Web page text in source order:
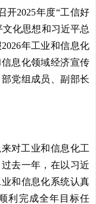
开2025年度“工信好
化思想和习近平总
年工业和信息化
息化领域经济宣传
党组成员、副部长
对工业和信息化工
去一年，在以习近
和信息化系统认真
利完成全年目标任